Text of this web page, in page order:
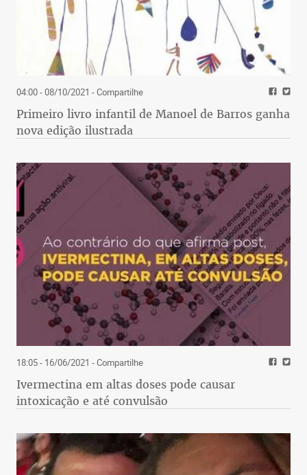
04:00 - 08/10/2021 - Compartilhe
Primeiro livro infantil de Manoel de Barros ganha
nova edição ilustrada
18:05 - 16/06/2021 - Compartilhe
Ivermectina em altas doses pode causar
intoxicação e até convulsão